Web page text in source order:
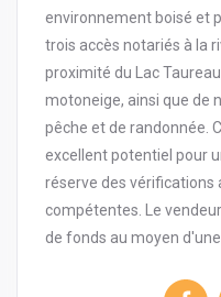
environnement boisé et
trois accès notariés à la
proximité du Lac
motoneige, ainsi que de
pêche et de randonnée.
excellent potentiel pour
réserve des vérifications
compétentes. Le
de fonds au moyen